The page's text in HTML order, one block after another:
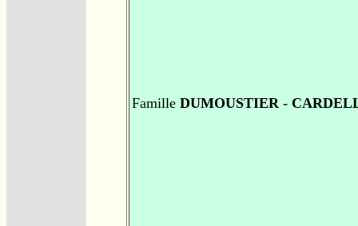
FamilleDUMOUSTIER -